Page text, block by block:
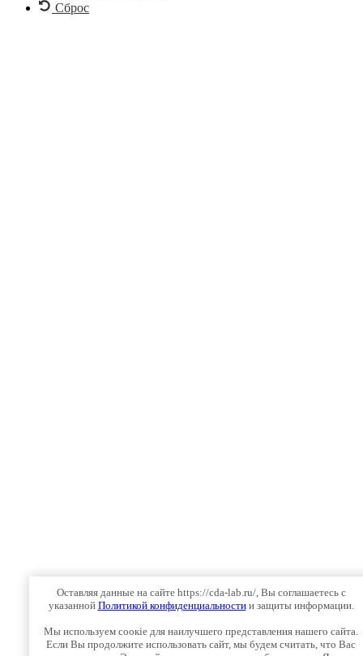
Сброс
Оставляя данные на сайте https://cda-lab.ru/, Вы соглашаетесь с
указанной Политикой конфиденциальностии защиты информации.
Мы используем соокіе для наилучшего представления нашего сайта.
Если Вы продолжите использовать сайт, мы будем считать, что Вас